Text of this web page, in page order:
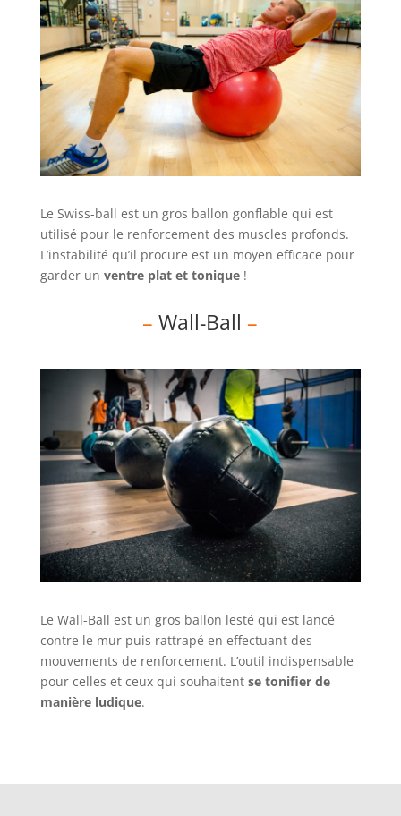
Le Swiss-ball est un gros ballon gonflable qui est
utilisé pour le renforcement des muscles profonds.
L’instabilité qu’il procure est un moyen efficace pour
garder un ventre plat et tonique!
– Wall-Ball –
Le Wall-Ball est un gros ballon lesté qui est lancé
contre le mur puis rattrapé en effectuant des
mouvements de renforcement. L’outil indispensable
pour celles et ceux qui souhaitent se tonifier de
manière ludique.